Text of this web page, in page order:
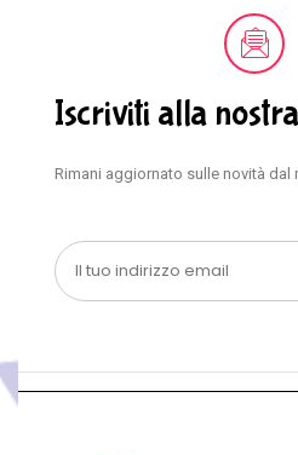
Iscriviti alla
Rimani aggiornato sulle novità dal